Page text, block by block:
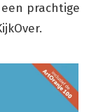
prachtige